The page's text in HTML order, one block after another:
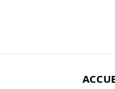
au